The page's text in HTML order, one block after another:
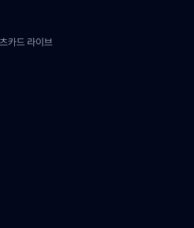
카드 라이브